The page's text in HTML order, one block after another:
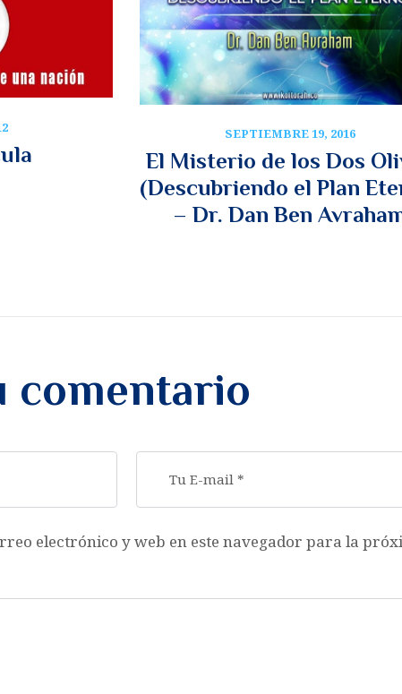
SEPTIEMBRE 19, 2016
El Misterio de los Dos
(Descubriendo el Plan
– Dr. Dan Ben
comentario
electrónico y web en este navegador para la